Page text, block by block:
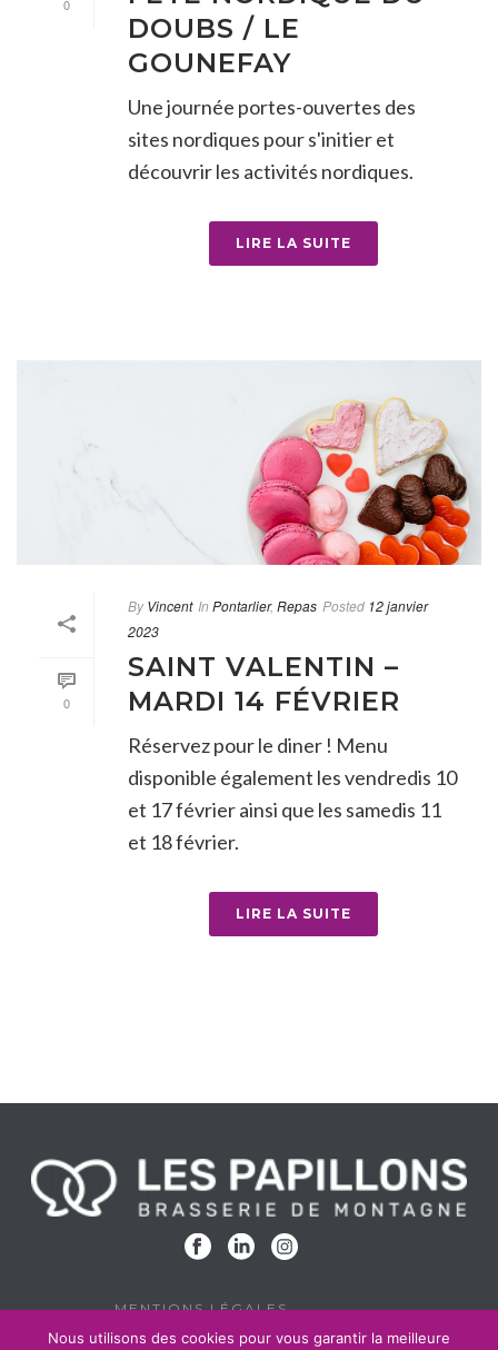
0
DOUBS / LE
GOUNEFAY
Une journée portes-ouvertes des
sites nordiques pour s'initier et
découvrir les activités nordiques.
LIRE LA SUITE
0
By Vincent In Pontarlier, Repas Posted 12 janvier
2023
SAINT VALENTIN –
MARDI 14 FÉVRIER
Réservez pour le diner ! Menu
disponible également les vendredis 10
et 17 février ainsi que les samedis 11
et 18 février.
LIRE LA SUITE
MENTIONS LÉGALES
POLITIQUE DE CONFIDENTIALITÉ
Nous utilisons des cookies pour vous garantir la meilleure